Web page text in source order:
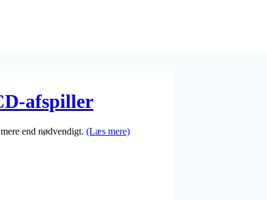
afspiller
end nødvendigt. (Læs mere)